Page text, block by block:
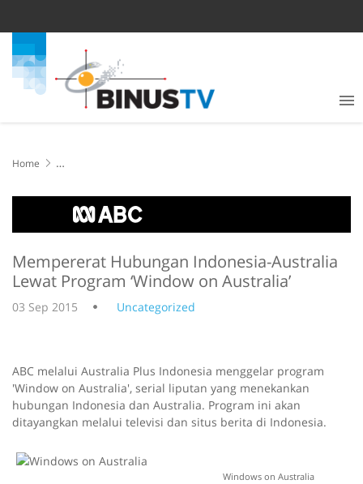
Home
on Australia’
Mempererat Hubungan Indonesia-Australia
Lewat Program ‘Window on Australia’
03 Sep 2015 Uncategorized
ABC melalui Australia Plus Indonesia menggelar program
'Window on Australia', serial liputan yang menekankan
hubungan Indonesia dan Australia. Program ini akan
ditayangkan melalui televisi dan situs berita di Indonesia.
Windows on Australia